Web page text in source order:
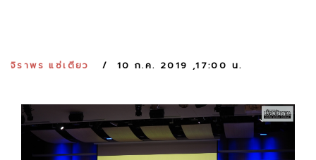
จิราพร แซ่เตียว 10 ก.ค. 2019 ,17:00 น.